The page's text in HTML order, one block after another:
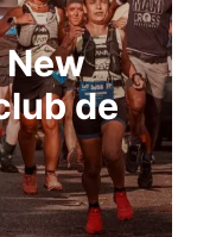
de